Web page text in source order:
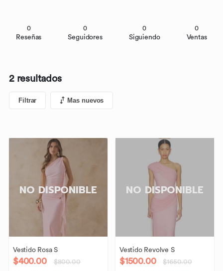
0
Reseñas
0
Seguidores
0
Siguiendo
0
Ventas
2 resultados
Filtrar Mas nuevos
NO DISPONIBLE
Vestido Rosa S
$400.00
$800.00
NO DISPONIBLE
Vestido Revolve S
$1500.00
$1650.00